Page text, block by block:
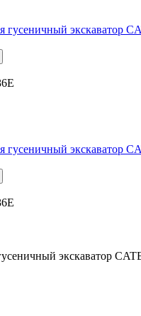
экскаватор